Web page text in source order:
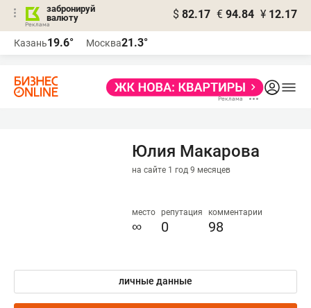
забронируй
валюту
$ 82.17 € 94.84 ¥ 12.17
Казань19.6° Москва21.3°
Юлия Макарова
на сайте 1 год 9 месяцев
место
∞
репутация
0
комментарии
98
личные данные